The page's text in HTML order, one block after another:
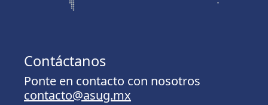
Contáctanos
Ponte en contacto con nosotros
contacto@asug.mx